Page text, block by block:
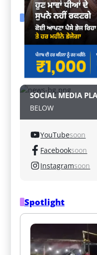
SOCIAL MEDIA
BELOW
YouTubesoon
Facebooksoon
Instagramsoon
Spotlight